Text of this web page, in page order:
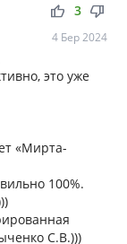
thumb_up thumb_down
3
4 Бер 2024
это уже
«Мирта-
100%.
С.В.)))